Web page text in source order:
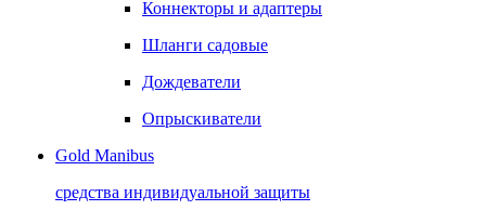
Коннекторы и адаптеры
Шланги садовые
Дождеватели
Опрыскиватели
Gold Manibus
средства индивидуальной защиты